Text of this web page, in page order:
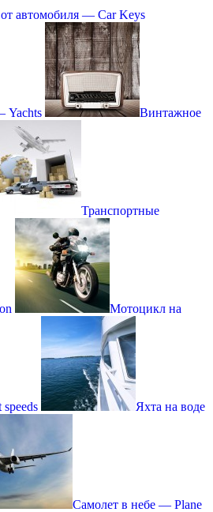
автомобиля — Car Keys
Yachts Винтажное
Транспортные
Мотоцикл на
Яхта на воде
Самолет в небе — Plane